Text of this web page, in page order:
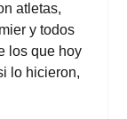
atletas,
y todos
los que hoy
lo hicieron,